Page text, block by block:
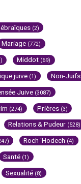
(2)
Mariage (772)
Middot (69)
juive (1) Non-Juifs
Juive (3087)
(274) Prières (3)
Relations & Pudeur (528)
Roch 'Hodech (4)
Santé (1)
Sexualité (8)